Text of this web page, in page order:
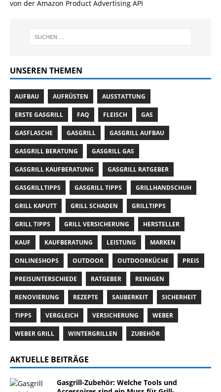
von der Amazon Product Advertising API
UNSEREN THEMEN
AUFBAU AUFRÜSTEN AUSSTATTUNG
ERSTE GASGRILL FAQ FLEISCH GAS
GASFLASCHE GASGRILL GASGRILL AUFBAU
GASGRILL BERATUNG GASGRILL GAS
GASGRILL KAUFBERATUNG GASGRILL RATGEBER
GASGRILLTIPPS GASGRILL TIPPS GRILLHANDSCHUH
GRILL KAPUTT GRILL SCHADEN GRILLTIPPS
GRILL TIPPS GRILL VERSICHERUNG HERSTELLER
KAUF KAUFBERATUNG LEISTUNG MARKEN
ONLINESHOPS OUTDOOR OUTDOORKÜCHE PREIS
PREISUNTERSCHIEDE RATGEBER REINIGEN
RENOVIERUNG REZEPTE SAUBERKEIT SICHERHEIT
TIPPS VERGLEICH VERSICHERUNG WEBER
WEBER GRILL WINTERGRILLEN ZUBEHÖR
AKTUELLE BEITRÄGE
Gasgrill-Zubehör: Welche Tools und